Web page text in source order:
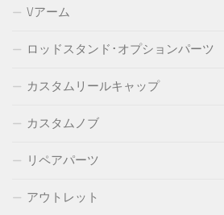
Vアーム
ロッドスタンド･オプションパーツ
カスタムリールキャップ
カスタムノブ
リペアパーツ
アウトレット